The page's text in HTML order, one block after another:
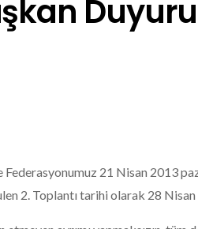
Federasyonumuz 21 Nisan 2013
2. Toplantı tarihi olarak 28